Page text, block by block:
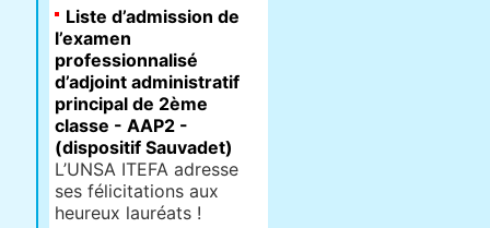
Liste d’admission de
l’examen
professionnalisé
d’adjoint administratif
principal de 2ème
classe - AAP2 -
(dispositif Sauvadet)
L’UNSA ITEFA adresse
ses félicitations aux
heureux lauréats !